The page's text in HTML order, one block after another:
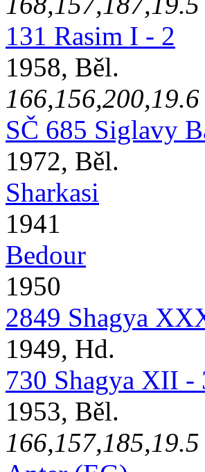
131 Rasim I - 2
1958, Běl.
166,156,200,19.6
SČ 685 Siglavy
1972, Běl.
Sharkasi
1941
Bedour
1950
2849 Shagya
1949, Hd.
730 Shagya XII -
1953, Běl.
166,157,185,19.5